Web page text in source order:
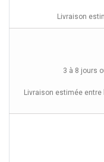
Livraison
3 à 8 jours
Livraison estimée entre